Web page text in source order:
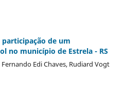
de um
no município de Estrela - RS
Edi Chaves, Rudiard Vogt